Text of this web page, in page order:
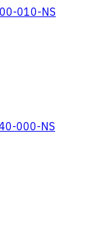
010-NS
000-NS